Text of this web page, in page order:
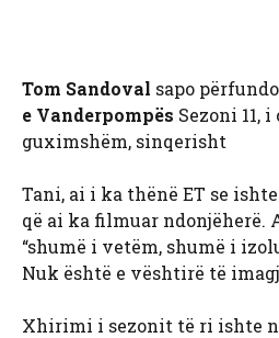
Tom Sandoval sapo
e Vanderpompës Sezoni 11,
guximshëm, sinqerisht
Tani, ai i ka thënë ET se
që ai ka filmuar ndonjëherë.
“shumë i vetëm, shumë i
Nuk është e vështirë të
Xhirimi i sezonit të ri ishte